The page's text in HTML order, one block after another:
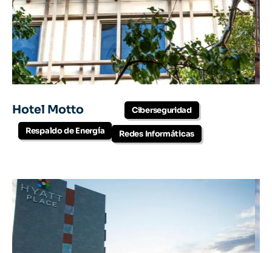
Hotel Motto
Ciberseguridad
Respaldo de Energía
Redes Informáticas